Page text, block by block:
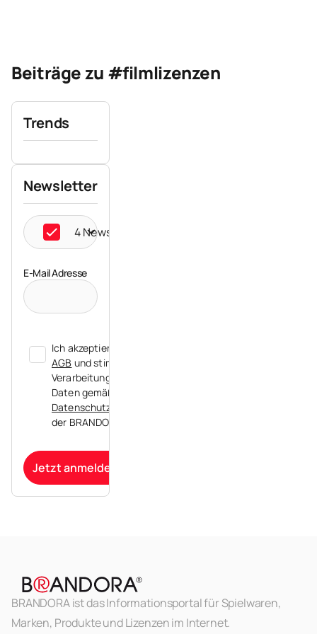
Beiträge zu #filmlizenzen
Trends
Newsletter
4 Newsletter ausgewählt
E-Mail Adresse
Ich akzeptiere die
AGB und stimme der
Verarbeitung meiner
Daten gemäß der
Datenschutzerklärung
der BRANDORA zu.
Jetzt anmelden
BRANDORA ist das Informationsportal für Spielwaren,
Marken, Produkte und Lizenzen im Internet.